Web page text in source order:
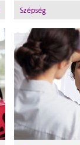
Szépség